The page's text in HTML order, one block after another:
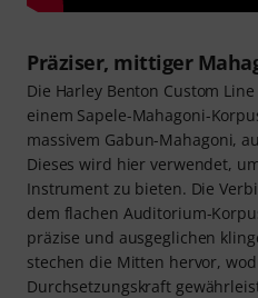
Präziser, mittiger
Die Harley Benton Custom Line
einem Sapele-Mahagoni-
massivem Gabun-Mahagoni,
Dieses wird hier verwendet,
Instrument zu bieten. Die
dem flachen Auditorium-
präzise und ausgeglichen
stechen die Mitten hervor,
Durchsetzungskraft